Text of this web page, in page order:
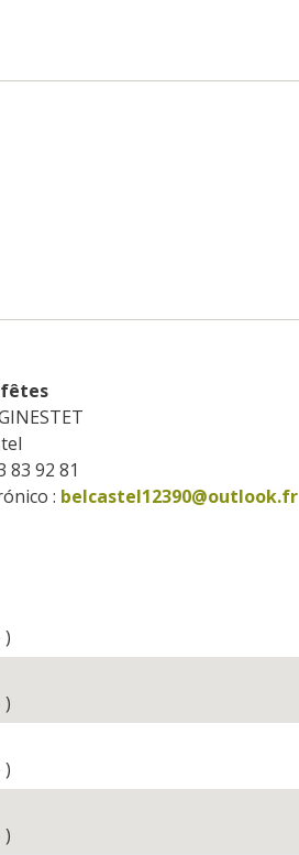
83 92 81
: belcastel12390@outlook.fr
)
)
)
)